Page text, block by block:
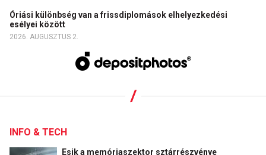
Óriási különbség van a frissdiplomások elhelyezkedési
esélyei között
2026. AUGUSZTUS 2.
INFO & TECH
Esik a memóriaszektor sztárrészvénye